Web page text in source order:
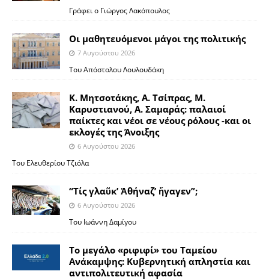
Γράφει ο Γιώργος Λακόπουλος
Οι μαθητευόμενοι μάγοι της πολιτικής
7 Αυγούστου 2026
Του Απόστολου Λουλουδάκη
Κ. Μητσοτάκης, Α. Τσίπρας, Μ.
Καρυστιανού, Α. Σαμαράς: παλαιοί
παίκτες και νέοι σε νέους ρόλους -και οι
εκλογές της Άνοιξης
6 Αυγούστου 2026
Του Ελευθερίου Τζιόλα
“Τίς γλαῦκ’ Ἀθήναζ’ ἤγαγεν”;
6 Αυγούστου 2026
Του Ιωάννη Δαμίγου
Το μεγάλο «ριφιφί» του Ταμείου
Ανάκαμψης: Κυβερνητική απληστία και
αντιπολιτευτική αφασία